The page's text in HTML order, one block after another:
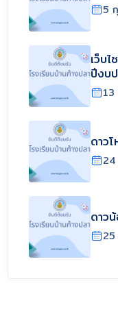
5
เว็บ
ปีงบ
ดาว
ดาว